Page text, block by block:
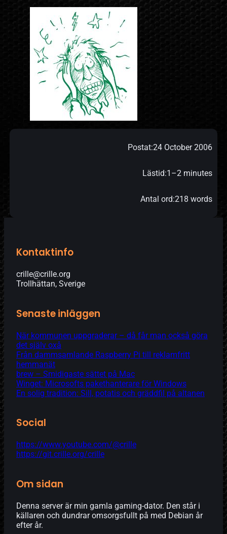
Postat:24 October 2006
Lästid:1–2 minutes
Antal ord:218 words
Kontaktinfo
crille@crille.org
Trollhättan, Sverige
Senaste inläggen
När kommunen uppgraderar – då får man också göra
det själv oxå
Från dammsamlande Raspberry Pi till reklamfritt
hemmanät
brew – Smidigaste sättet på Mac
Winget: Microsofts pakethanterare för Windows
En solig tradition: Sill, potatis och gräddfil på altanen
Social
https://www.youtube.com/@crille
https://git.crille.org/crille
Om sidan
Denna server är min gamla gaming-dator. Den står i
källaren och dundrar omsorgsfullt på med Debian år
efter år.